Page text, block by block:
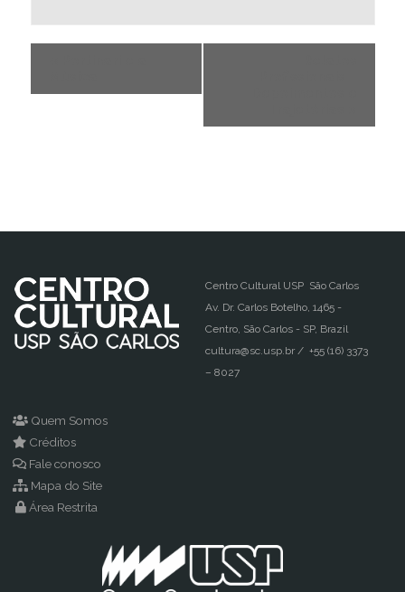
Centro Cultural USP São Carlos
Av. Dr. Carlos Botelho, 1465 -
Centro, São Carlos - SP, Brazil
cultura@sc.usp.br / +55 (16) 3373
– 8027
Quem Somos
Créditos
Fale conosco
Mapa do Site
Área Restrita